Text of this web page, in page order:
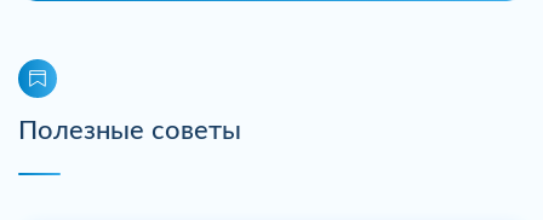
Полезные советы